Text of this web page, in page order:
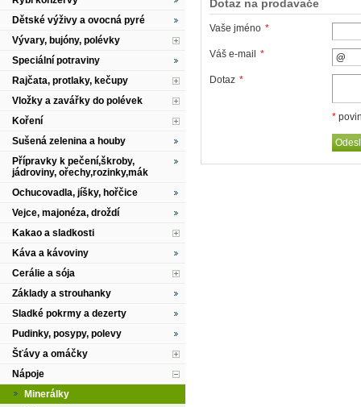
Dotaz na prodavače
Vaše jméno *
Váš e-mail *
Dotaz *
*
Dětské výživy a ovocná pyré
Vývary, bujóny, polévky
Speciální potraviny
Rajčata, protlaky, kečupy
Vložky a zavářky do polévek
Koření
Sušená zelenina a houby
Přípravky k pečení,škroby,
jádroviny, ořechy,rozinky,mák
Ochucovadla, jíšky, hořčice
Vejce, majonéza, droždí
Kakao a sladkosti
Káva a kávoviny
Cerálie a sója
Základy a strouhanky
Sladké pokrmy a dezerty
Pudinky, posypy, polevy
Šťávy a omáčky
Nápoje
Minerálky